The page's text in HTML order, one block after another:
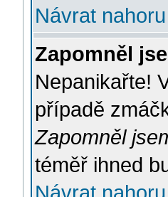
Návrat nahoru
Zapomněl
Nepanikařte!
případě
Zapomněl
téměř ihned